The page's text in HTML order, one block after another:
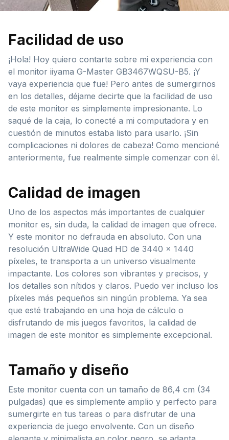
Facilidad de uso
¡Hola! Hoy quiero contarte sobre mi experiencia con
el monitor iiyama G-Master GB3467WQSU-B5. ¡Y
vaya experiencia que fue! Pero antes de sumergirnos
en los detalles, déjame decirte que la facilidad de uso
de este monitor es simplemente impresionante. Lo
saqué de la caja, lo conecté a mi computadora y en
cuestión de minutos estaba listo para usarlo. ¡Sin
complicaciones ni dolores de cabeza! Como mencioné
anteriormente, fue realmente simple comenzar con él.
Calidad de imagen
Uno de los aspectos más importantes de cualquier
monitor es, sin duda, la calidad de imagen que ofrece.
Y este monitor no defrauda en absoluto. Con una
resolución UltraWide Quad HD de 3440 x 1440
píxeles, te transporta a un universo visualmente
impactante. Los colores son vibrantes y precisos, y
los detalles son nítidos y claros. Puedo ver incluso los
píxeles más pequeños sin ningún problema. Ya sea
que esté trabajando en una hoja de cálculo o
disfrutando de mis juegos favoritos, la calidad de
imagen de este monitor es simplemente excepcional.
Tamaño y diseño
Este monitor cuenta con un tamaño de 86,4 cm (34
pulgadas) que es simplemente amplio y perfecto para
sumergirte en tus tareas o para disfrutar de una
experiencia de juego envolvente. Con un diseño